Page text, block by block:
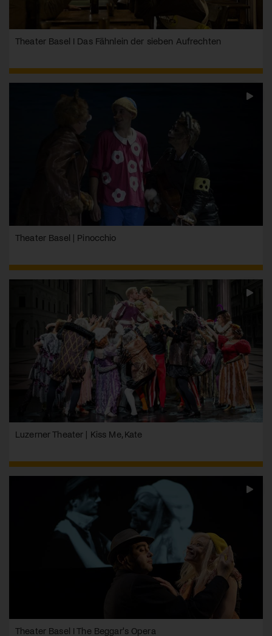
Theater Basel I Das Fähnlein der sieben Aufrechten
Theater Basel | Pinocchio
Luzerner Theater | Kiss Me, Kate
Theater Basel I The Beggar's Opera